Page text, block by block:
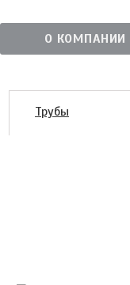
О КОМПАНИИ
Трубы